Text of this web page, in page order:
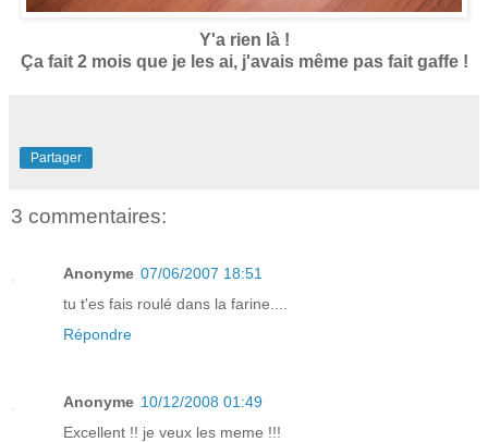
Y'a rien là !
Ça fait 2 mois que je les ai, j'avais même pas fait gaffe !
Partager
3 commentaires:
Anonyme 07/06/2007 18:51
tu t'es fais roulé dans la farine....
Répondre
Anonyme 10/12/2008 01:49
Excellent !! je veux les meme !!!